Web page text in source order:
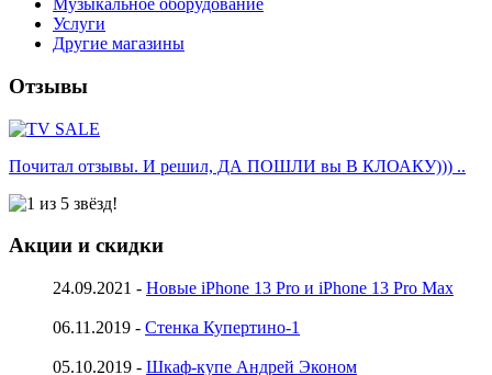
Музыкальное оборудование
Услуги
Другие магазины
Отзывы
Почитал отзывы. И решил, ДА ПОШЛИ вы В КЛОАКУ))) ..
Акции и скидки
24.09.2021 - Новые iPhone 13 Pro и iPhone 13 Pro Max
06.11.2019 - Стенка Купертино-1
05.10.2019 - Шкаф-купе Андрей Эконом